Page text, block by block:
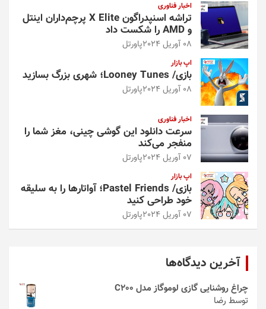
اخبار فناوری
تراشه اسنپدراگون X Elite پرچم‌داران اینتل
و AMD را شکست داد
08 آوریل 2024 پاورتل
اپ بازار
بازی/ Looney Tunes؛ شهری بزرگ بسازید
08 آوریل 2024 پاورتل
اخبار فناوری
سرعت دانلود این گوشی چینی، مغز شما را
منفجر می‌کند
07 آوریل 2024 پاورتل
اپ بازار
بازی/ Pastel Friends؛ آواتارها را به سلیقه
خود طراحی کنید
07 آوریل 2024 پاورتل
آخرین دیدگاه‌ها
چراغ روشنایی گازی لوموگاز مدل C200
توسط رضا